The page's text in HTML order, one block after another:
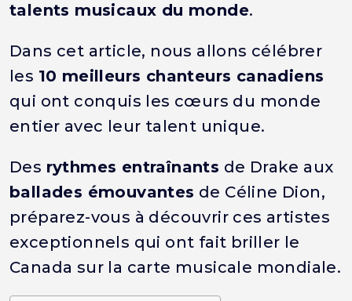
talents musicaux du monde.
Dans cet article, nous allons célébrer
les 10 meilleurs chanteurs canadiens
qui ont conquis les cœurs du monde
entier avec leur talent unique.
Des rythmes entraînants de Drake aux
ballades émouvantes de Céline Dion,
préparez-vous à découvrir ces artistes
exceptionnels qui ont fait briller le
Canada sur la carte musicale mondiale.